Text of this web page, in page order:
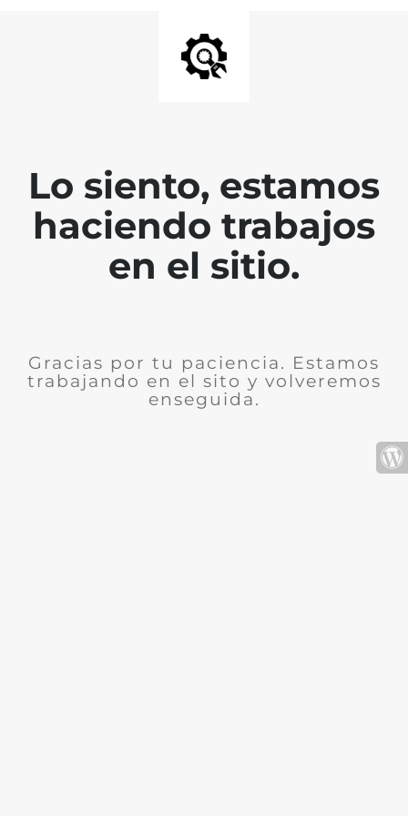
Lo siento, estamos
haciendo trabajos
en el sitio.
Gracias por tu paciencia. Estamos
trabajando en el sito y volveremos
enseguida.